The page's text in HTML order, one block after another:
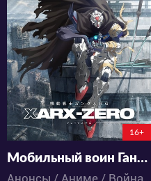
376
2 0
145:22:29:12
16+
Мобильный воин Гандам: RG XARX-ZERO
Анонсы / Аниме / Война / Драма / Космос / Меха / Фантастика